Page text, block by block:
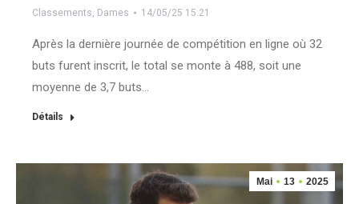
Classements, Dames 14/05/25 15:21
Après la dernière journée de compétition en ligne où 32
buts furent inscrit, le total se monte à 488, soit une
moyenne de 3,7 buts…
Détails
Mai 13 2025